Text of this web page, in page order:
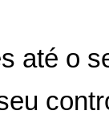
até o